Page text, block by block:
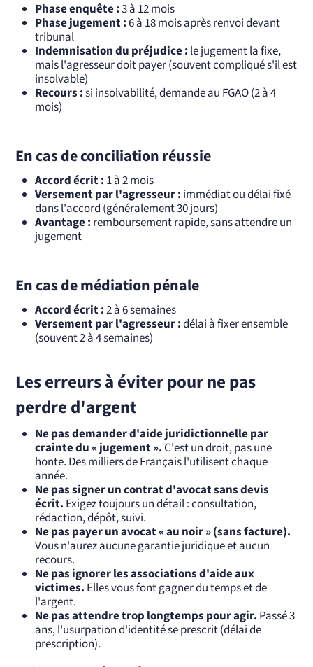
Phase enquête :3 à 12 mois
Phase jugement :6 à 18 mois après renvoi devant
tribunal
Indemnisation du préjudice : le jugement la fixe,
mais l'agresseur doit payer (souvent compliqué s'il est
insolvable)
Recours :si insolvabilité, demande au FGAO (2 à 4
mois)
En cas de conciliation réussie
Accord écrit : 1 à 2 mois
Versement par l'agresseur : immédiat ou délai fixé
dans l'accord (généralement 30 jours)
Avantage : remboursement rapide, sans attendre un
jugement
En cas de médiation pénale
Accord écrit :2 à 6 semaines
Versement par l'agresseur :délai à fixer ensemble
(souvent 2 à 4 semaines)
Les erreurs à éviter pour ne pas
perdre d'argent
Ne pas demander d'aide juridictionnelle par
crainte du « jugement ». C'est un droit, pas une
honte. Des milliers de Français l'utilisent chaque
année.
Ne pas signer un contrat d'avocat sans devis
écrit. Exigez toujours un détail : consultation,
rédaction, dépôt, suivi.
Ne pas payer un avocat « au noir » (sans facture).
Vous n'aurez aucune garantie juridique et aucun
recours.
Ne pas ignorer les associations d'aide aux
victimes. Elles vous font gagner du temps et de
l'argent.
Ne pas attendre trop longtemps pour agir. Passé 3
ans, l'usurpation d'identité se prescrit (délai de
prescription).